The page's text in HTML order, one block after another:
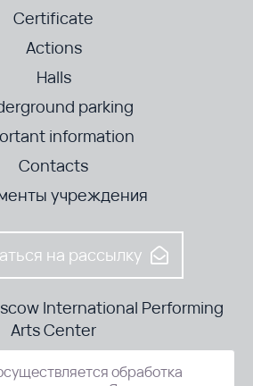
Certificate
Actions
Halls
parking
information
Contacts
учреждения
на рассылку
International Performing
Arts Center
nab., Moscow, 115054, Russia
обработка